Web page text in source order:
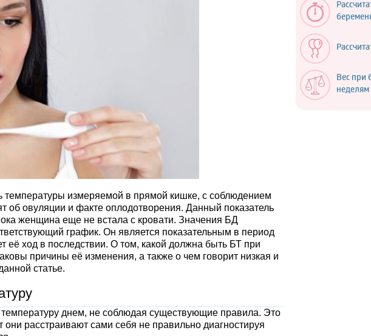
температуры измеряемой в прямой кишке, с соблюдением
об овуляции и факте оплодотворения. Данный показатель
женщина еще не встала с кровати. Значения БД
график. Он является показательным в период
её ход в последствии. О том, какой должна быть БТ при
причины её изменения, а также о чем говорит низкая и
статье.
днем, не соблюдая существующие правила. Это
они расстраивают сами себя не правильно диагностируя
Вес при
неделям